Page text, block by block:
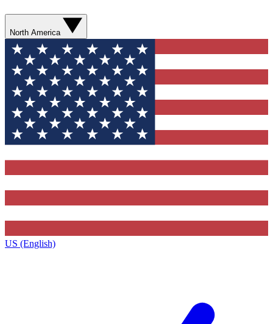
North America
US (English)